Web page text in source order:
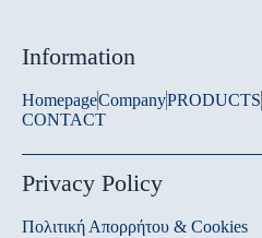
Information
HomepageCompanyPRODUCTS
CONTACT
Privacy Policy
Πολιτική Απορρήτου & Cookies